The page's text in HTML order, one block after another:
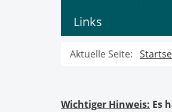
Links
Aktuelle Seite:
Wichtiger Hinweis: Es